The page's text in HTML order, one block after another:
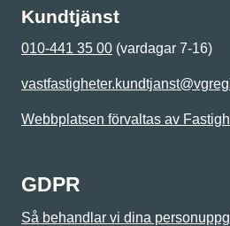
Kundtjänst
010-441 35 00 (vardagar 7-16)
Webbplatsen förvaltas av
GDPR
Så behandlar vi dina